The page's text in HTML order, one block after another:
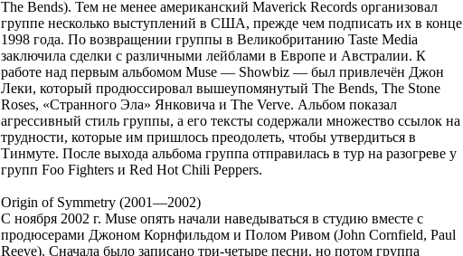
The Bends). Тем не менее американский Maverick Records организовал
группе несколько выступлений в США, прежде чем подписать их в конце
1998 года. По возвращении группы в Великобританию Taste Media
заключила сделки с различными лейблами в Европе и Австралии. К
работе над первым альбомом Muse — Showbiz — был привлечён Джон
Леки, который продюссировал вышеупомянутый The Bends, The Stone
Roses, «Странного Эла» Янковича и The Verve. Альбом показал
агрессивный стиль группы, а его тексты содержали множество ссылок на
трудности, которые им пришлось преодолеть, чтобы утвердиться в
Тинмуте. После выхода альбома группа отправилась в тур на разогреве у
групп Foo Fighters и Red Hot Chili Peppers.
Origin of Symmetry (2001—2002)
С ноября 2002 г. Muse опять начали наведываться в студию вместе с
продюсерами Джоном Корнфильдом и Полом Ривом (John Cornfield, Paul
Reeve). Сначала было записано три-четыре песни, но потом группа